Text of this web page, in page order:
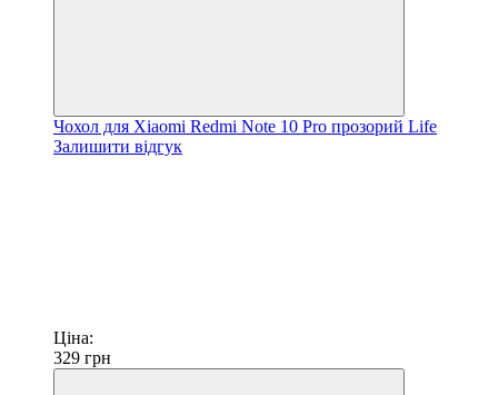
Чохол для Xiaomi Redmi Note 10 Pro прозорий Life
Залишити відгук
Ціна:
329 грн